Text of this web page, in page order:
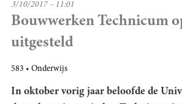
3/10/2017 – 11:01
Bouwwerken Technicum
uitgesteld
583 Onderwijs
In oktober vorig jaar beloofde de